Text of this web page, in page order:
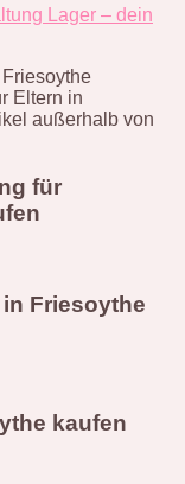
Lager – dein
Eltern in
außerhalb von
für
Friesoythe
kaufen